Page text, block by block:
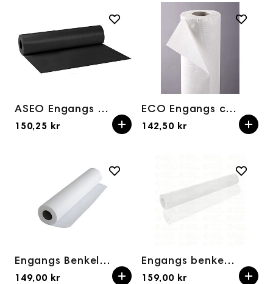
ASEO Engangs benkepapir med plastbakside 50 cm × 50 m (svart)
150,25 kr
ECO Engangs cellulose benkepapir med plastbakside – 50 cm × 50 m
142,50 kr
Engangs Benkelaken ECONOMIC 50 cm x 50 m Nonwoven Rull (hvit)
149,00 kr
Engangs benkepapir i nonwoven ECONOMIC SOFT 80 cm × 50 m (hvit)
159,00 kr